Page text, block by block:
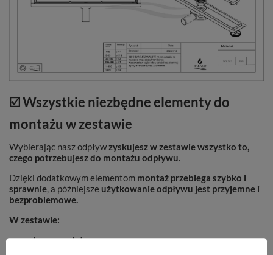
☑️ Wszystkie niezbędne elementy do
montażu w zestawie
Wybierając nasz odpływzyskujesz w zestawie wszystko to,
czego potrzebujesz do montażu odpływu.
Dzięki dodatkowym elementom montaż przebiega szybko i
sprawnie, a późniejsze użytkowanie odpływu jest przyjemne i
bezproblemowe.
W zestawie:
korpus odpływu